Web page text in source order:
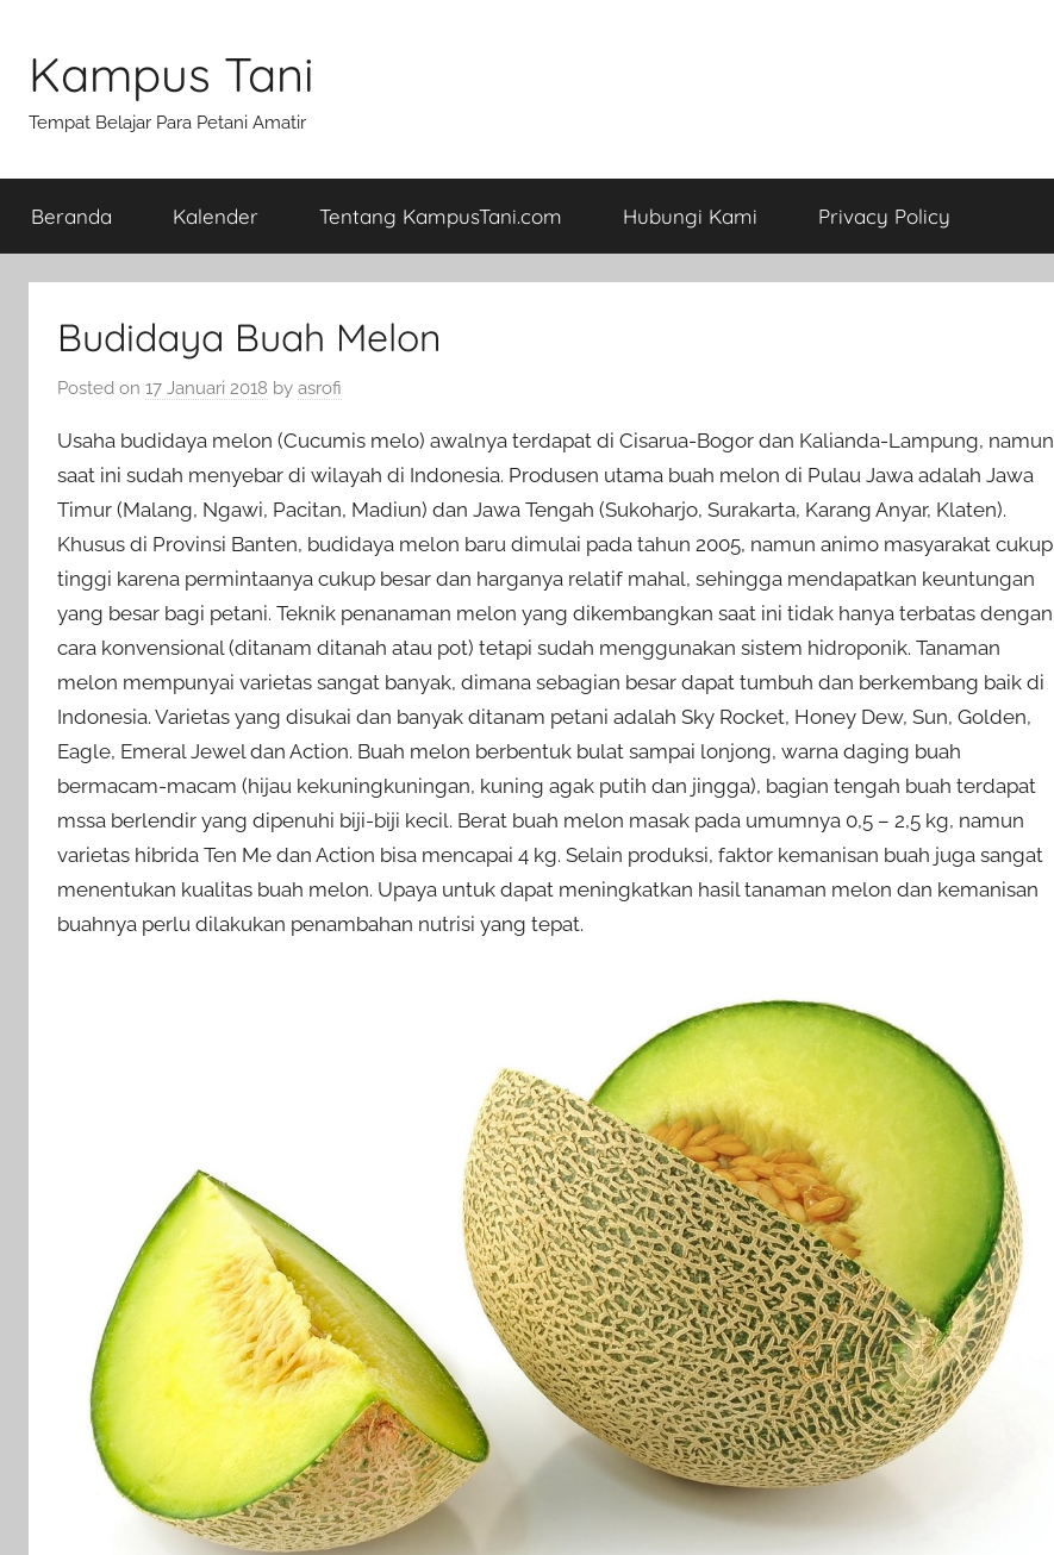
content
Kampus Tani
Tempat Belajar Para Petani Amatir
Beranda Kalender Tentang KampusTani.com Hubungi Kami Privacy Policy
Budidaya Buah Melon
Posted on 17 Januari 2018 by asrofi
Usaha budidaya melon (Cucumis melo) awalnya terdapat di Cisarua-Bogor dan Kalianda-Lampung, namun
saat ini sudah menyebar di wilayah di Indonesia. Produsen utama buah melon di Pulau Jawa adalah Jawa
Timur (Malang, Ngawi, Pacitan, Madiun) dan Jawa Tengah (Sukoharjo, Surakarta, Karang Anyar, Klaten).
Khusus di Provinsi Banten, budidaya melon baru dimulai pada tahun 2005, namun animo masyarakat cukup
tinggi karena permintaanya cukup besar dan harganya relatif mahal, sehingga mendapatkan keuntungan
yang besar bagi petani. Teknik penanaman melon yang dikembangkan saat ini tidak hanya terbatas dengan
cara konvensional (ditanam ditanah atau pot) tetapi sudah menggunakan sistem hidroponik. Tanaman
melon mempunyai varietas sangat banyak, dimana sebagian besar dapat tumbuh dan berkembang baik di
Indonesia. Varietas yang disukai dan banyak ditanam petani adalah Sky Rocket, Honey Dew, Sun, Golden,
Eagle, Emeral Jewel dan Action. Buah melon berbentuk bulat sampai lonjong, warna daging buah
bermacam-macam (hijau kekuningkuningan, kuning agak putih dan jingga), bagian tengah buah terdapat
mssa berlendir yang dipenuhi biji-biji kecil. Berat buah melon masak pada umumnya 0,5 – 2,5 kg, namun
varietas hibrida Ten Me dan Action bisa mencapai 4 kg. Selain produksi, faktor kemanisan buah juga sangat
menentukan kualitas buah melon. Upaya untuk dapat meningkatkan hasil tanaman melon dan kemanisan
buahnya perlu dilakukan penambahan nutrisi yang tepat.